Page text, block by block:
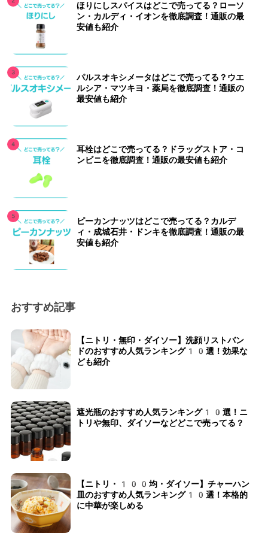
ほりにしスパイスはどこで売ってる？ローソ
ン・カルディ・イオンを徹底調査！通販の最
安値も紹介
パルスオキシメータはどこで売ってる？ウエ
ルシア・マツキヨ・薬局を徹底調査！通販の
最安値も紹介
耳栓はどこで売ってる？ドラッグストア・コ
ンビニを徹底調査！通販の最安値も紹介
ピーカンナッツはどこで売ってる？カルデ
ィ・成城石井・ドンキを徹底調査！通販の最
安値も紹介
おすすめ記事
【ニトリ・無印・ダイソー】洗顔リストバン
ドのおすすめ人気ランキング10選！効果な
ども紹介
遮光瓶のおすすめ人気ランキング10選！ニ
トリや無印、ダイソーなどどこで売ってる？
【ニトリ・100均・ダイソー】チャーハン
皿のおすすめ人気ランキング10選！本格的
に中華が楽しめる